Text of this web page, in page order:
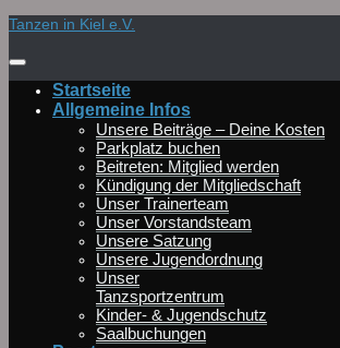
Zum
springen
Tanzen in Kiel e.V.
Startseite
Allgemeine Infos
Unsere Beiträge – Deine Kosten
Parkplatz buchen
Beitreten: Mitglied werden
Kündigung der Mitgliedschaft
Unser Trainerteam
Unser Vorstandsteam
Unsere Satzung
Unsere Jugendordnung
Unser
Tanzsportzentrum
Kinder- & Jugendschutz
Saalbuchungen